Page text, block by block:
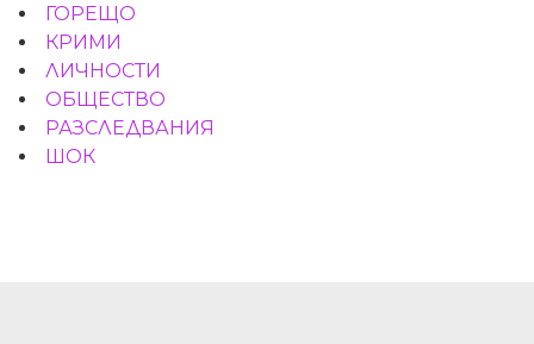
ГОРЕЩО
КРИМИ
ЛИЧНОСТИ
ОБЩЕСТВО
РАЗСЛЕДВАНИЯ
ШОК